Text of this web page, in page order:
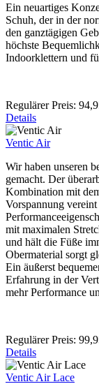
Ein neuartiges
Schuh, der in der
den ganztägigen
höchste
Indoorklettern und
Regulärer Preis:
Details
Ventic Air
Wir haben unseren
gemacht. Der
Kombination mit
Vorspannung
mit maximalen
und hält die Füße
Obermaterial sorgt
Ein äußerst
Erfahrung in der
mehr Performance
Regulärer Preis:
Details
Ventic Air Lace